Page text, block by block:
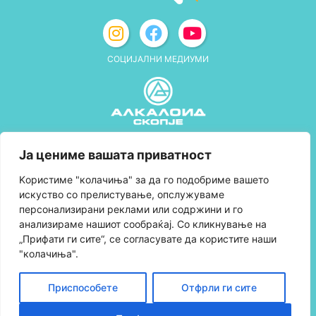
Ја цениме вашата приватност
Kористиме "колачиња" за да го подобриме вашето
искуство со прелистување, опслужуваме
персонализирани реклами или содржини и го
анализираме нашиот сообраќај. Со кликнување на
„Прифати ги сите“, се согласувате да користите наши
"колачиња".
Приспособете Отфрли ги сите
СОЦИЈАЛНИ МЕДИУМИ
Правила и услови за користење
Политика за колачиња
Правила за учество во програмата за
лојалност и политика за собирање поени
Контактирајте нè